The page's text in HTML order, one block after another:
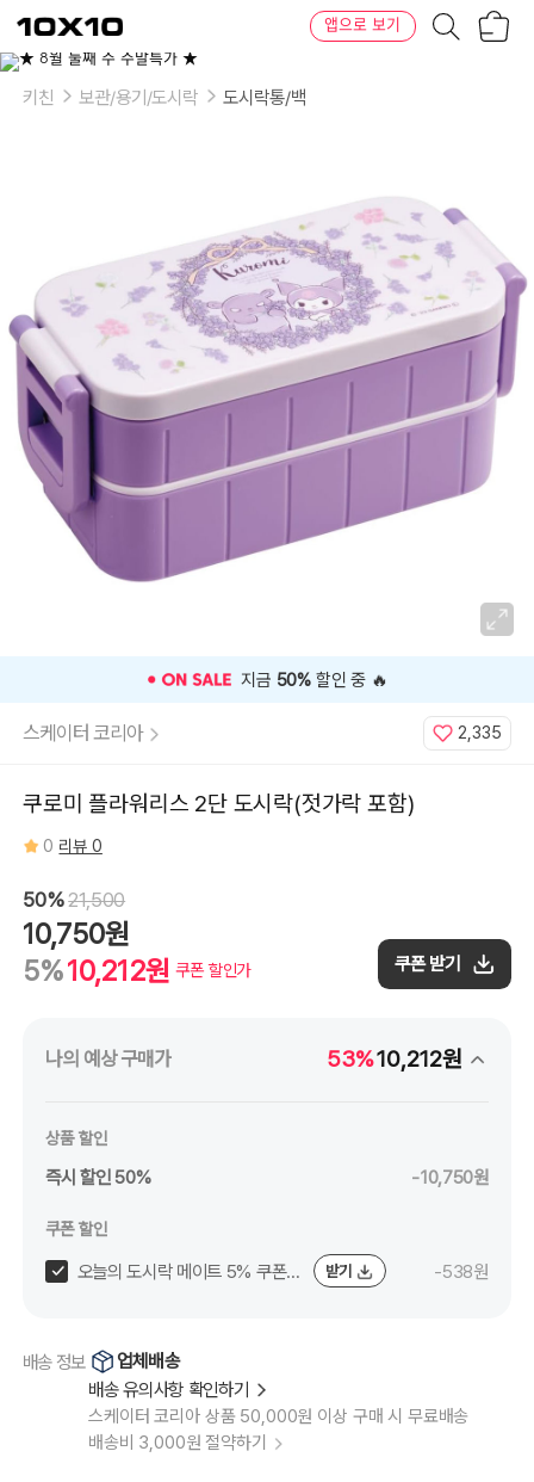
텐
바
텐
앱으로 보기
키친 보관/용기/도시락 도시락통/백
지금 50% 할인 중 🔥
스케이터 코리아 2,335
쿠로미 플라워리스 2단 도시락(젓가락 포함)
0 리뷰 0
50%21,500
10,750원
5%10,212원 쿠폰 할인가 쿠폰 받기
나의 예상 구매가 53%10,212원
상품 할인
즉시 할인 50% -10,750원
쿠폰 할인
오늘의 도시락 메이트 5% 쿠폰
받기 -538원
배송 정보
업체배송
배송 유의사항 확인하기
스케이터 코리아 상품 50,000원 이상 구매 시 무료배송
배송비 3,000원 절약하기